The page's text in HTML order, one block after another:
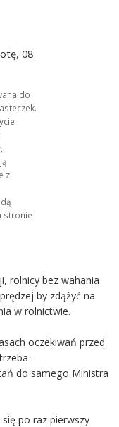
08
do
z
stronie
rolnicy bez wahania
by zdążyć na
w rolnictwie.
oczekiwań przed
-
do samego Ministra
po raz pierwszy